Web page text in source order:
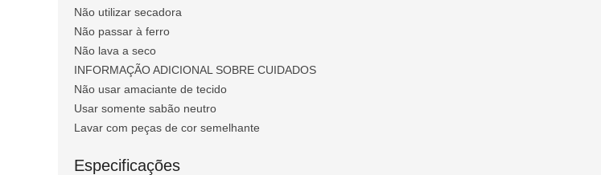
Não utilizar secadora
Não passar à ferro
Não lava a seco
INFORMAÇÃO ADICIONAL SOBRE CUIDADOS
Não usar amaciante de tecido
Usar somente sabão neutro
Lavar com peças de cor semelhante
Especificações